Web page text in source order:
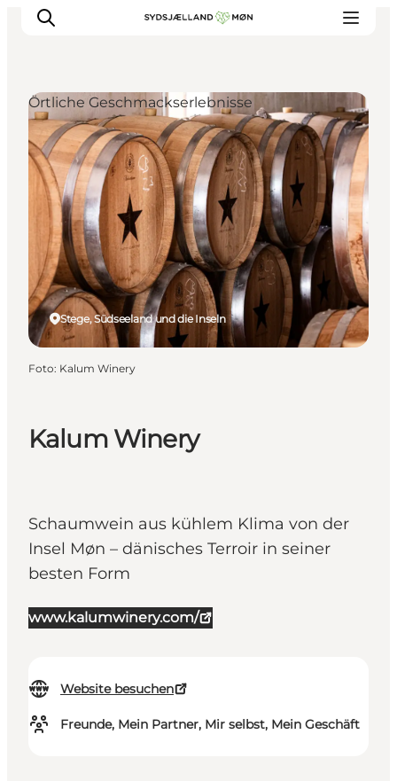
Erleben
Städte und Orte
Events
Essen
Unterkunft
Reise planen
Kalum Winery
Schaumwein aus kühlem Klima von der
Insel Møn – dänisches Terroir in seiner
besten Form
www.kalumwinery.com/
Website besuchen
Freunde, Mein Partner, Mir selbst, Mein Geschäft
Stege, Südseeland und die Inseln
Örtliche Geschmackserlebnisse
Foto: Kalum Winery